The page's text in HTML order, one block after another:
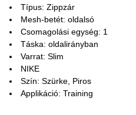
Típus: Zippzár
Mesh-betét: oldalsó
Csomagolási egység: 1
Táska: oldalirányban
Varrat: Slim
NIKE
Szín: Szürke, Piros
Applikáció: Training